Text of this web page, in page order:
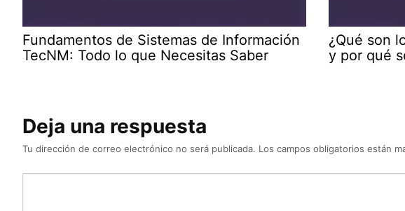
Fundamentos de Sistemas de Información
TecNM: Todo lo que Necesitas Saber
¿Qué son
y por qué
Deja una respuesta
Tu dirección de correo electrónico no será publicada. Los campos obligatorios están